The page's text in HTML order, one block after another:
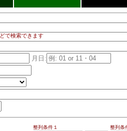
で検索できます
月日:
整列条件１ 整列条